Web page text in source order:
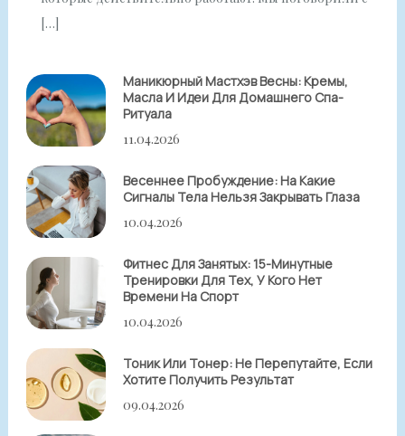
[…]
Маникюрный Мастхэв Весны: Кремы,
Масла И Идеи Для Домашнего Спа-
Ритуала
11.04.2026
Весеннее Пробуждение: На Какие
Сигналы Тела Нельзя Закрывать Глаза
10.04.2026
Фитнес Для Занятых: 15-Минутные
Тренировки Для Тех, У Кого Нет
Времени На Спорт
10.04.2026
Тоник Или Тонер: Не Перепутайте, Если
Хотите Получить Результат
09.04.2026